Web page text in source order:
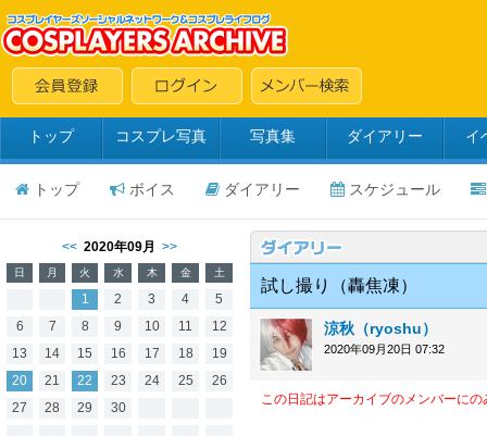
トップ コスプレ写真 写真集 ダイアリー イ
トップ ボイス ダイアリー スケジュール
<< 2020年09月 >>
日 月 火 水 木 金 土
1 2 3 4
5
6
7 8 9 10 11
12
13
14 15 16 17 18
19
20
21 22 23 24 25
26
27
28 29 30
試し撮り（轟焦凍）
涼秋（ryoshu）
2020年09月20日 07:32
この日記はアーカイブのメンバーに